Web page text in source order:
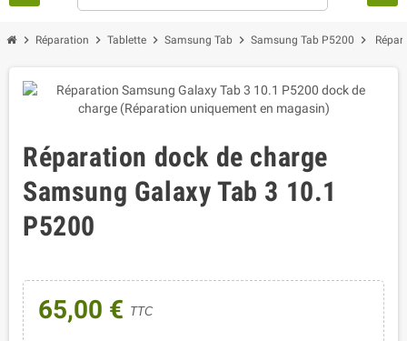
chevron_right Réparation chevron_right Tablette chevron_right Samsung Tab chevron_right Samsung Tab P5200 chevron_right
Réparation dock de charge
Samsung Galaxy Tab 3 10.1
P5200
65,00 € TTC